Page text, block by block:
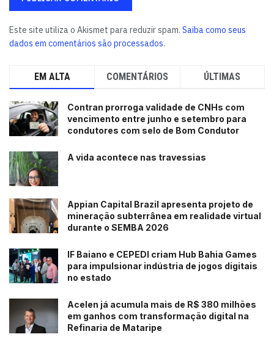
Este site utiliza o Akismet para reduzir spam. Saiba como seus
dados em comentários são processados.
EM ALTA COMENTÁRIOS ÚLTIMAS
Contran prorroga validade de CNHs com
vencimento entre junho e setembro para
condutores com selo de Bom Condutor
A vida acontece nas travessias
Appian Capital Brazil apresenta projeto de
mineração subterrânea em realidade virtual
durante o SEMBA 2026
IF Baiano e CEPEDI criam Hub Bahia Games
para impulsionar indústria de jogos digitais
no estado
Acelen já acumula mais de R$ 380 milhões
em ganhos com transformação digital na
Refinaria de Mataripe